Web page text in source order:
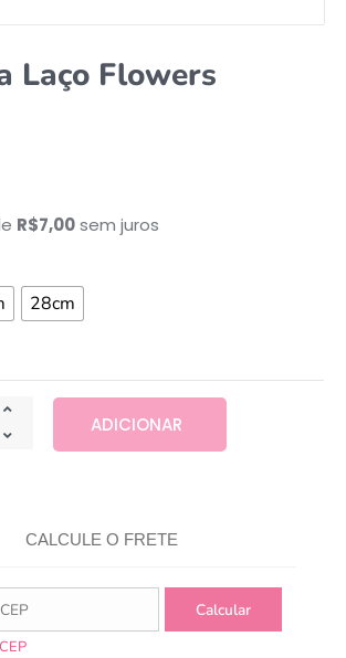
Laço Flowers
R$7,00sem juros
28cm
ADICIONAR
CALCULE O FRETE